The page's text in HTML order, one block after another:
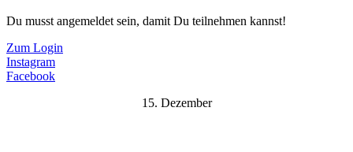
Du musst angemeldet sein, damit Du teilnehmen kannst!
Zum Login
Instagram
Facebook
15. Dezember